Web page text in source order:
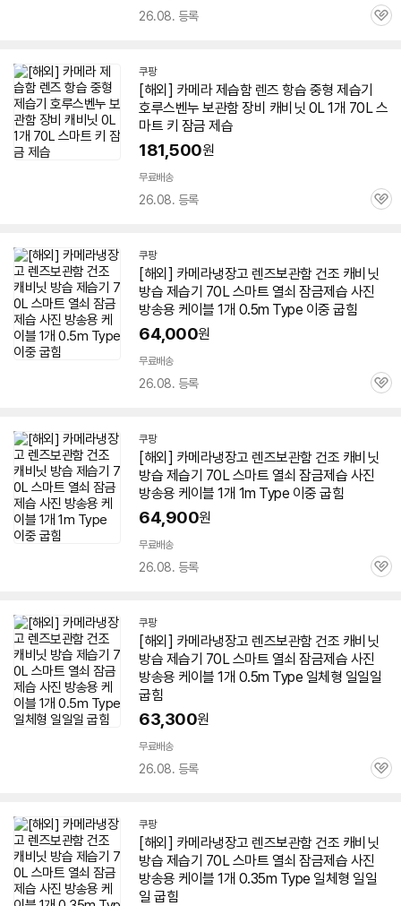
26.08. 등록
관
쿠팡
[해외] 카메라 제습함 렌즈 항습 중형 제습기
호루스벤누 보관함 장비 캐비닛 0L 1개 70L 스
마트 키 잠금 제습
181,500원
무료배송
26.08. 등록
관
쿠팡
[해외] 카메라냉장고 렌즈보관함 건조 캐비닛
방습 제습기 70L 스마트 열쇠 잠금제습 사진
방송용 케이블 1개 0.5m Type 이중 굽힘
64,000원
무료배송
26.08. 등록
관
쿠팡
[해외] 카메라냉장고 렌즈보관함 건조 캐비닛
방습 제습기 70L 스마트 열쇠 잠금제습 사진
방송용 케이블 1개 1m Type 이중 굽힘
64,900원
무료배송
26.08. 등록
관
쿠팡
[해외] 카메라냉장고 렌즈보관함 건조 캐비닛
방습 제습기 70L 스마트 열쇠 잠금제습 사진
방송용 케이블 1개 0.5m Type 일체형 일일일
굽힘
63,300원
무료배송
26.08. 등록
관
쿠팡
[해외] 카메라냉장고 렌즈보관함 건조 캐비닛
방습 제습기 70L 스마트 열쇠 잠금제습 사진
방송용 케이블 1개 0.35m Type 일체형 일일
일 굽힘